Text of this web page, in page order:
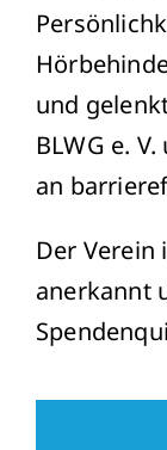
und
BLWG e.
an
Der Verein
anerkannt